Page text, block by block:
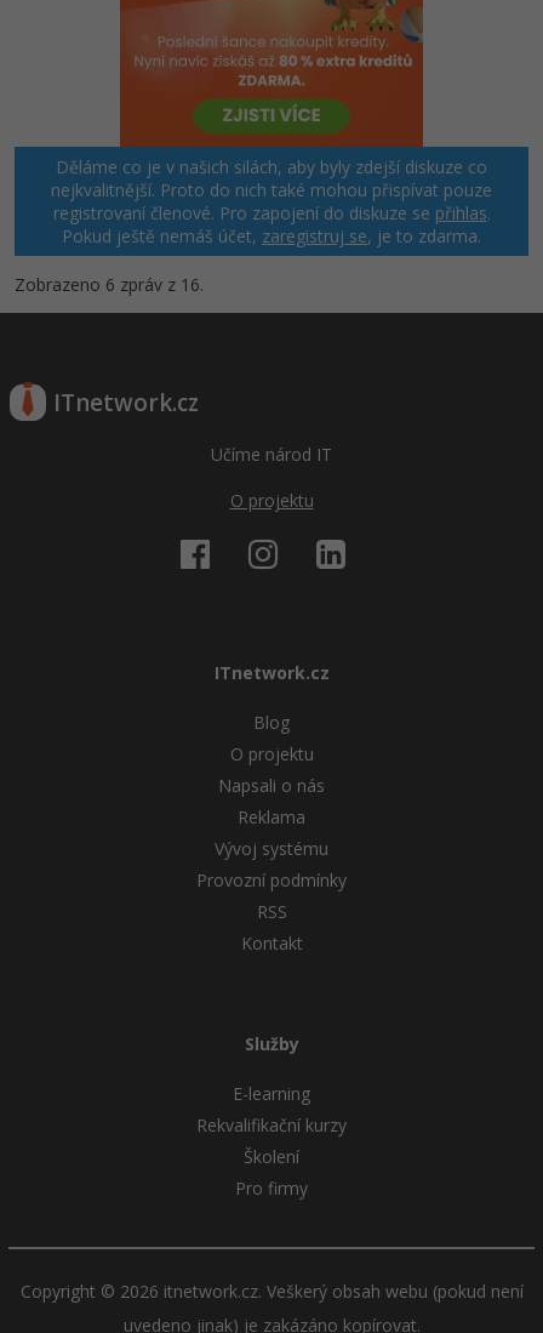
Děláme co je v našich silách, aby byly zdejší diskuze co
nejkvalitnější. Proto do nich také mohou přispívat pouze
registrovaní členové. Pro zapojení do diskuze se přihlas.
Pokud ještě nemáš účet, zaregistruj se, je to zdarma.
Zobrazeno 6 zpráv z 16.
ITnetwork.cz
Učíme národ IT
O projektu
ITnetwork.cz
Blog
O projektu
Napsali o nás
Reklama
Vývoj systému
Provozní podmínky
RSS
Kontakt
Služby
E-learning
Rekvalifikační kurzy
Školení
Pro firmy
Copyright © 2026 itnetwork.cz. Veškerý obsah webu (pokud není
uvedeno jinak) je zakázáno kopírovat.